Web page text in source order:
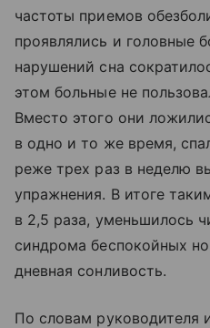
частоты приемов
проявлялись и головные
нарушений сна
этом больные не
Вместо этого они
в одно и то же время,
реже трех раз в неделю
упражнения. В итоге
в 2,5 раза, уменьшилось
синдрома беспокойных
дневная сонливость.
По словам руководителя